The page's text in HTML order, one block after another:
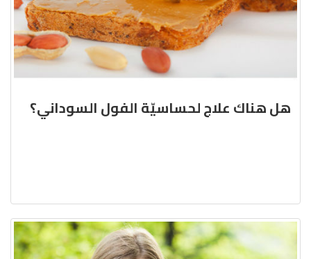
هل هناك علاج لحساسيّة الفول السوداني؟